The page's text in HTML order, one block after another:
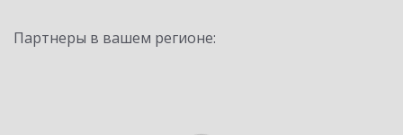
Партнеры в вашем регионе: